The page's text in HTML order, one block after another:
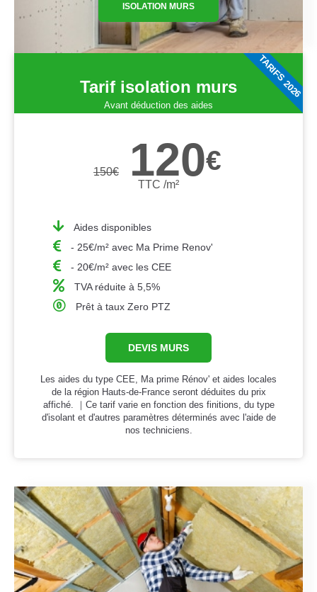
ISOLATION MURS
Tarif isolation murs
Avant déduction des aides
150€ 120€
TTC /m²
Aides disponibles
- 25€/m² avec Ma Prime Renov'
- 20€/m² avec les CEE
TVA réduite à 5,5%
Prêt à taux Zero PTZ
DEVIS MURS
Les aides du type CEE, Ma prime Rénov' et aides locales
de la région Hauts-de-France seront déduites du prix
affiché. ｜Ce tarif varie en fonction des finitions, du type
d'isolant et d'autres paramètres déterminés avec l'aide de
nos techniciens.
TARIFS 2026